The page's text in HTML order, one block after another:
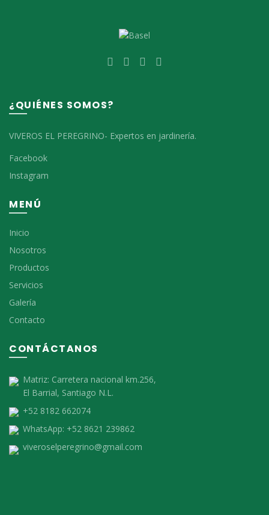
¿QUIÉNES SOMOS?
VIVEROS EL PEREGRINO- Expertos en jardinería.
Facebook
Instagram
MENÚ
Inicio
Nosotros
Productos
Servicios
Galería
Contacto
CONTÁCTANOS
Matriz: Carretera nacional km.256,
El Barrial, Santiago N.L.
+52 8182 662074
WhatsApp: +52 8621 239862
viveroselperegrino@gmail.com